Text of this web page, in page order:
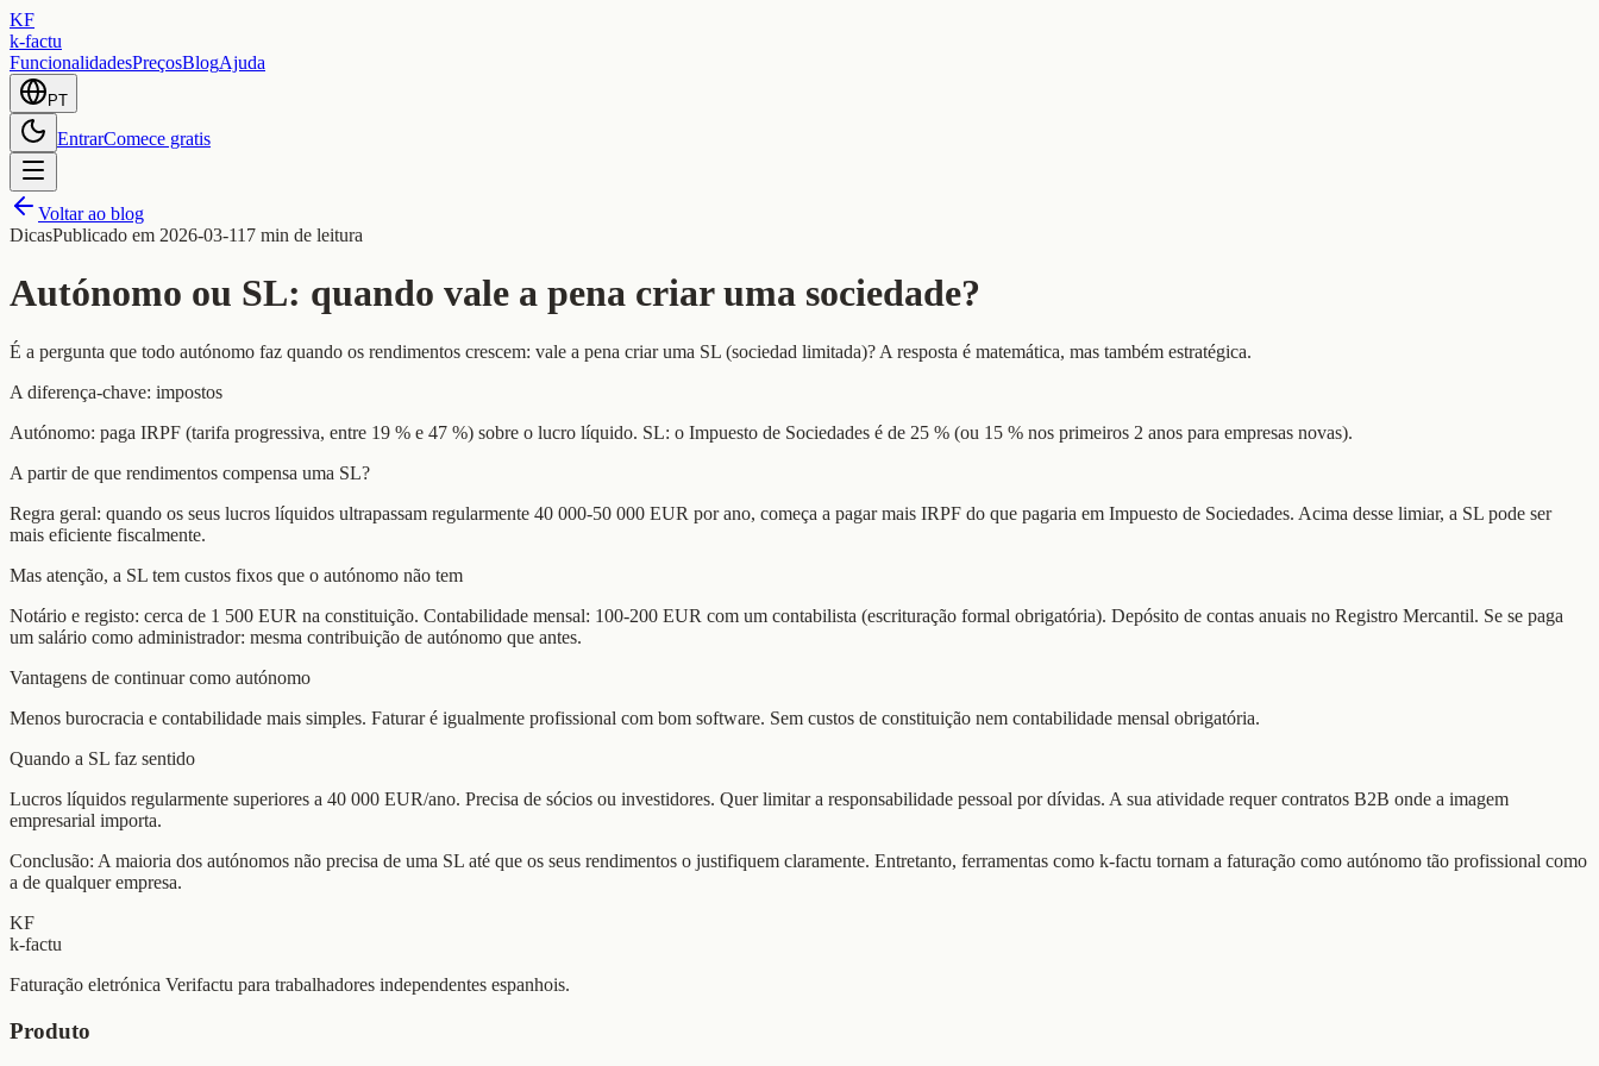
KF
k-factu
FuncionalidadesPreçosBlogAjuda
PT
EntrarComece gratis
Voltar ao blog
DicasPublicado em 2026-03-11 7 min de leitura
Autónomo ou SL: quando vale a pena criar uma sociedade?
É a pergunta que todo autónomo faz quando os rendimentos crescem: vale a pena criar uma SL (sociedad limitada)? A resposta é matemática, mas também estratégica.
A diferença-chave: impostos
Autónomo: paga IRPF (tarifa progressiva, entre 19 % e 47 %) sobre o lucro líquido. SL: o Impuesto de Sociedades é de 25 % (ou 15 % nos primeiros 2 anos para empresas novas).
A partir de que rendimentos compensa uma SL?
Regra geral: quando os seus lucros líquidos ultrapassam regularmente 40 000-50 000 EUR por ano, começa a pagar mais IRPF do que pagaria em Impuesto de Sociedades. Acima desse limiar, a SL pode ser
mais eficiente fiscalmente.
Mas atenção, a SL tem custos fixos que o autónomo não tem
Notário e registo: cerca de 1 500 EUR na constituição. Contabilidade mensal: 100-200 EUR com um contabilista (escrituração formal obrigatória). Depósito de contas anuais no Registro Mercantil. Se se paga
um salário como administrador: mesma contribuição de autónomo que antes.
Vantagens de continuar como autónomo
Menos burocracia e contabilidade mais simples. Faturar é igualmente profissional com bom software. Sem custos de constituição nem contabilidade mensal obrigatória.
Quando a SL faz sentido
Lucros líquidos regularmente superiores a 40 000 EUR/ano. Precisa de sócios ou investidores. Quer limitar a responsabilidade pessoal por dívidas. A sua atividade requer contratos B2B onde a imagem
empresarial importa.
Conclusão: A maioria dos autónomos não precisa de uma SL até que os seus rendimentos o justifiquem claramente. Entretanto, ferramentas como k-factu tornam a faturação como autónomo tão profissional como
a de qualquer empresa.
KF
k-factu
Faturação eletrónica Verifactu para trabalhadores independentes espanhois.
Produto